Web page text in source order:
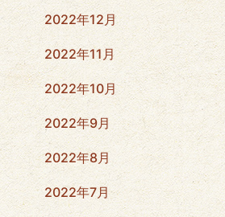
2022年12月
2022年11月
2022年10月
2022年9月
2022年8月
2022年7月